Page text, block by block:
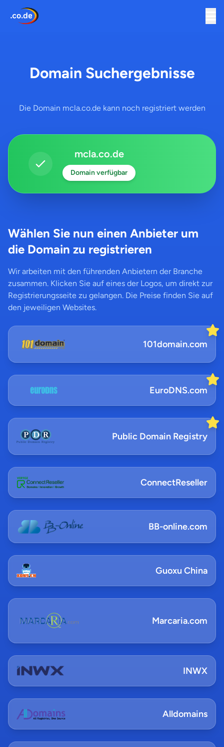
Domain Suchergebnisse
Die Domain mcla.co.de kann noch registriert werden
mcla.co.de
Domain verfügbar
Wählen Sie nun einen Anbieter um
die Domain zu registrieren
Wir arbeiten mit den führenden Anbietern der Branche
zusammen. Klicken Sie auf eines der Logos, um direkt zur
Registrierungsseite zu gelangen. Die Preise finden Sie auf
den jeweiligen Websites.
101domain.com
EuroDNS.com
Public Domain Registry
ConnectReseller
BB-online.com
Guoxu China
Marcaria.com
INWX
Alldomains